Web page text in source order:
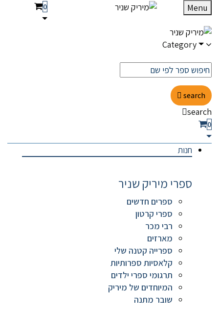
Menu
0
Category
search
search
0
חנות
ספרי מיריק שניר
ספרים חדשים
ספרי קרטון
רבי מכר
מארזים
ספרייה קטנה שלי
קלאסיות ספרותיות
תרגומי ספרי ילדים
המיוחדים של מיריק
שובר מתנה